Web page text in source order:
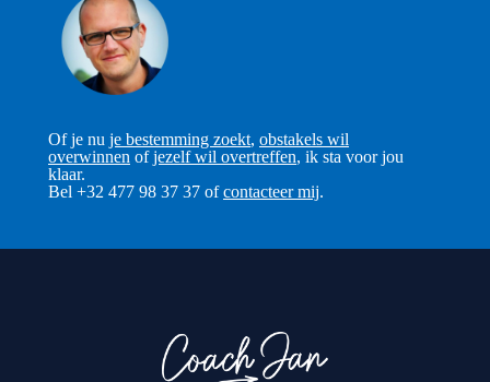
Of je nu je bestemming zoekt, obstakels wil
overwinnen ofjezelf wil overtreffen, ik sta voor jou
klaar.
Bel +32 477 98 37 37 ofcontacteer mij.